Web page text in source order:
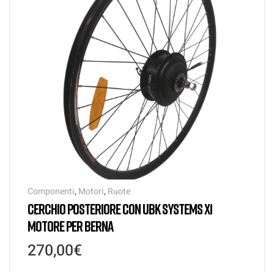
Componenti, Motori, Ruote
CERCHIO POSTERIORE CON UBK SYSTEMS X1
MOTORE PER BERNA
270,00€